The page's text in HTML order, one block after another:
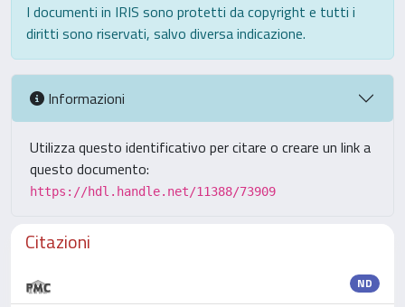
I documenti in IRIS sono protetti da copyright e tutti i
diritti sono riservati, salvo diversa indicazione.
Informazioni
Utilizza questo identificativo per citare o creare un link a
questo documento:
https://hdl.handle.net/11388/73909
Citazioni
ND